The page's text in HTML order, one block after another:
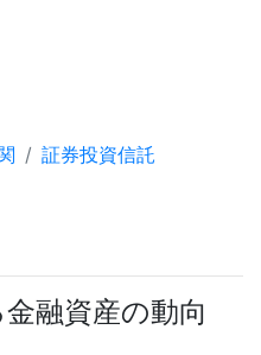
証券投資信託
融資産の動向